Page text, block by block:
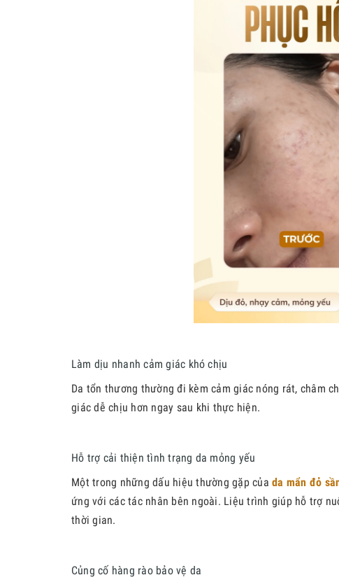
Làm dịu nhanh cảm giác khó chịu
Da tổn thương thường đi kèm cảm giác nóng rát, châm
giác dễ chịu hơn ngay sau khi thực hiện.
Hỗ trợ cải thiện tình trạng da mỏng yếu
Một trong những dấu hiệu thường gặp của da mẩn đỏ
ứng với các tác nhân bên ngoài. Liệu trình giúp hỗ trợ
thời gian.
Củng cố hàng rào bảo vệ da